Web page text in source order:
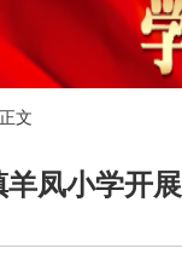
文
羊凤小学开